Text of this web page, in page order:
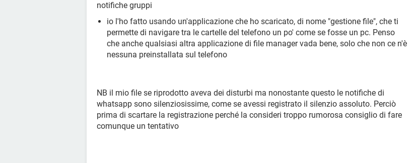
notifiche gruppi
io l'ho fatto usando un'applicazione che ho scaricato, di nome "gestione file", che ti
permette di navigare tra le cartelle del telefono un po' come se fosse un pc. Penso
che anche qualsiasi altra applicazione di file manager vada bene, solo che non ce n'è
nessuna preinstallata sul telefono
NB il mio file se riprodotto aveva dei disturbi ma nonostante questo le notifiche di
whatsapp sono silenziosissime, come se avessi registrato il silenzio assoluto. Perciò
prima di scartare la registrazione perché la consideri troppo rumorosa consiglio di fare
comunque un tentativo